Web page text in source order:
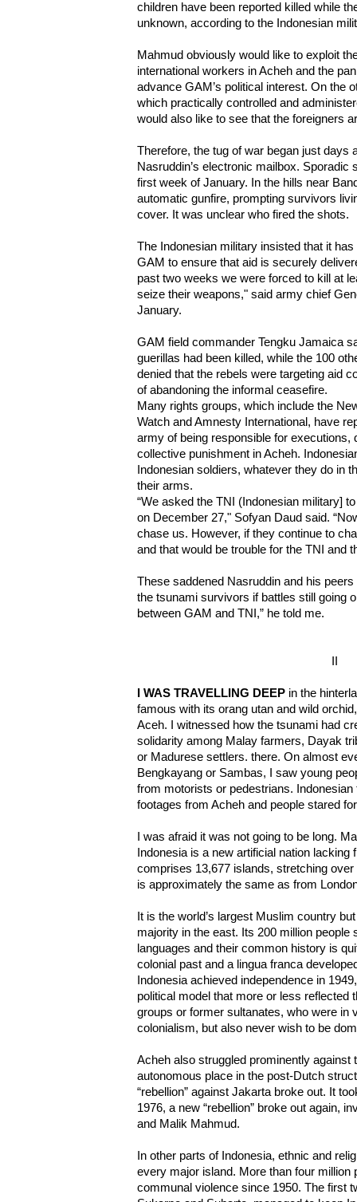
children have been reported killed while
unknown, according to the Indonesian
Mahmud obviously would like to exploit
international workers in Acheh and the
advance GAM’s political interest. On the
which practically controlled and
would also like to see that the foreigners
Therefore, the tug of war began just days
Nasruddin’s electronic mailbox.
first week of January. In the hills near
automatic gunfire, prompting survivors
cover. It was unclear who fired the shots.
The Indonesian military insisted that it
GAM to ensure that aid is securely
past two weeks we were forced to kill at
seize their weapons," said army chief
January.
GAM field commander Tengku Jamaica
guerillas had been killed, while the 100
denied that the rebels were targeting aid
of abandoning the informal ceasefire.
Many rights groups, which include the
Watch and Amnesty International, have
army of being responsible for executions,
collective punishment in Acheh.
Indonesian soldiers, whatever they do in
their arms.
“We asked the TNI (Indonesian military]
on December 27," Sofyan Daud said.
chase us. However, if they continue to
and that would be trouble for the TNI and
These saddened Nasruddin and his
the tsunami survivors if battles still going
between GAM and TNI,” he told me.
I WAS TRAVELLING DEEP in the
famous with its orang utan and wild
Aceh. I witnessed how the tsunami had
solidarity among Malay farmers, Dayak
or Madurese settlers. there. On almost
Bengkayang or Sambas, I saw young
from motorists or pedestrians.
footages from Acheh and people stared
I was afraid it was not going to be long.
Indonesia is a new artificial nation
comprises 13,677 islands, stretching
is approximately the same as from
It is the world’s largest Muslim country
majority in the east. Its 200 million people
languages and their common history is
colonial past and a lingua franca
Indonesia achieved independence in
political model that more or less reflected
groups or former sultanates, who were in
colonialism, but also never wish to be
Acheh also struggled prominently against
autonomous place in the post-Dutch
“rebellion” against Jakarta broke out. It
1976, a new “rebellion” broke out again,
and Malik Mahmud.
In other parts of Indonesia, ethnic and
every major island. More than four million
communal violence since 1950. The first